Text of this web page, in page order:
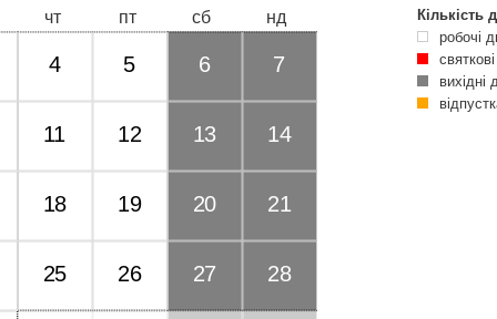
чт пт сб нд
4 5 6 7
11 12 13 14
18 19 20 21
25 26 27 28
Кількість
робочі
вихідні